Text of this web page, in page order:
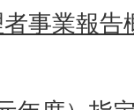
事業報